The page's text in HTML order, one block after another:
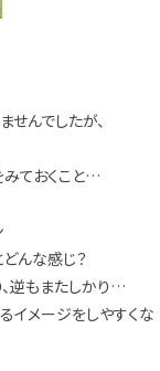
んでしたが、
みておくこと…
んな感じ？
逆もまたしかり…
イメージをしやすくな